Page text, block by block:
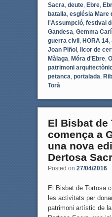
Sacra, deute, Ebre,
batalla, església Mare
l'Assumpció, festival
Gandesa, Gemma
guerra civil , HORA 14,
Joan Piñol , licor de
Màlaga, Móra d'Ebre,
patrimoni
petanca, portalada,
Torà
El Bisbat de
comença a
una nova
Dertosa
Posted on 27/04/2016
El Bisbat de Tortosa
les activitats per
patrimoni artístic de